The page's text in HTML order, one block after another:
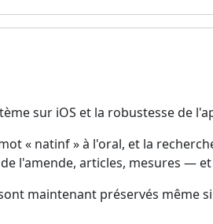
sur iOS et la robustesse de
« natinf » à l'oral, et la
l'amende, articles, mesures —
maintenant préservés même